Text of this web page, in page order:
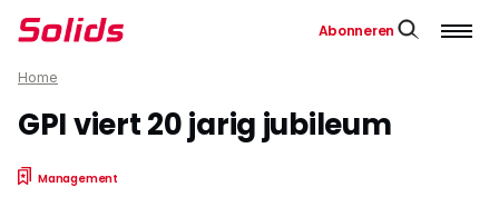
Abonneren
Home
GPI viert 20 jarig jubileum
Management